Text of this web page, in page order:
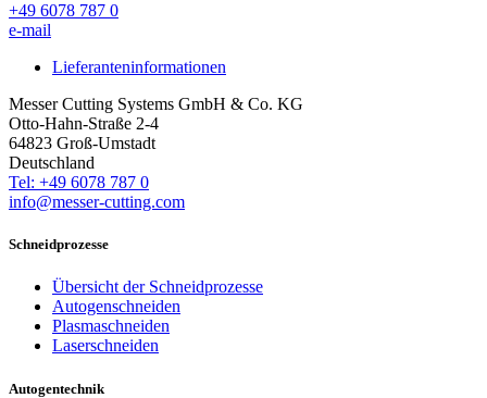
+49 6078 787 0
e-mail
Lieferanteninformationen
Messer Cutting Systems GmbH & Co. KG
Otto-Hahn-Straße 2-4
64823 Groß-Umstadt
Deutschland
Tel: +49 6078 787 0
info@messer-cutting.com
Schneidprozesse
Übersicht der Schneidprozesse
Autogenschneiden
Plasmaschneiden
Laserschneiden
Autogentechnik